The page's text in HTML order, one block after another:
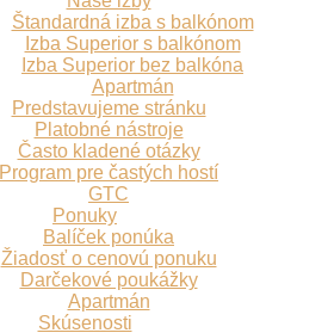
Štandardná izba s balkónom
Izba Superior s balkónom
Izba Superior bez balkóna
Apartmán
Predstavujeme stránku
Platobné nástroje
Často kladené otázky
Program pre častých hostí
GTC
Ponuky
Balíček ponúka
Žiadosť o cenovú ponuku
Darčekové poukážky
Apartmán
Skúsenosti